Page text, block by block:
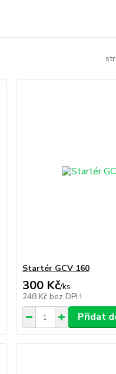
Startér GCV 160
300 Kč/ks
248 Kč bez DPH
Přidat